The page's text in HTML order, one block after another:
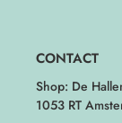
CONTACT
Shop: De
1053 RT